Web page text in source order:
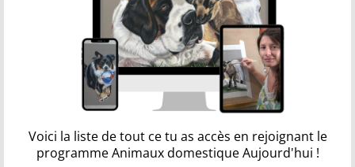
Voici la liste de tout ce tu as accès en rejoignant le
programme Animaux domestique Aujourd'hui !